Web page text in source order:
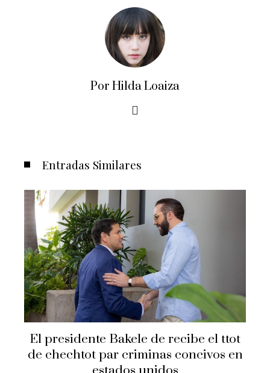
Por Hilda Loaiza
Entradas Similares
Secretario de Estado Marco Rubio
visita El Salvador
Hilda Loaiza Hace 1 año